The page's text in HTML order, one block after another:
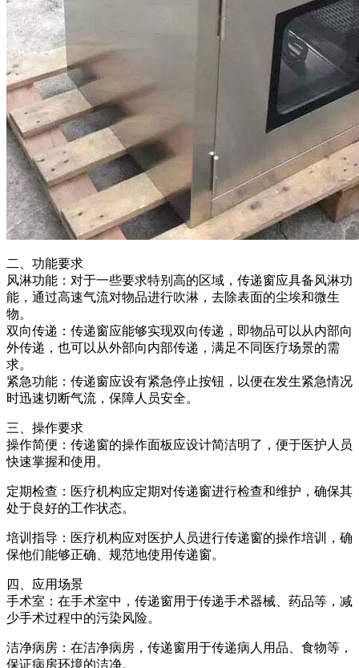
二、功能要求
风淋功能：对于一些要求特别高的区域，传递窗应具备风淋功
能，通过高速气流对物品进行吹淋，去除表面的尘埃和微生
物。
双向传递：传递窗应能够实现双向传递，即物品可以从内部向
外传递，也可以从外部向内部传递，满足不同医疗场景的需
求。
紧急功能：传递窗应设有紧急停止按钮，以便在发生紧急情况
时迅速切断气流，保障人员安全。
三、操作要求
操作简便：传递窗的操作面板应设计简洁明了，便于医护人员
快速掌握和使用。
定期检查：医疗机构应定期对传递窗进行检查和维护，确保其
处于良好的工作状态。
培训指导：医疗机构应对医护人员进行传递窗的操作培训，确
保他们能够正确、规范地使用传递窗。
四、应用场景
手术室：在手术室中，传递窗用于传递手术器械、药品等，减
少手术过程中的污染风险。
洁净病房：在洁净病房，传递窗用于传递病人用品、食物等，
保证病房环境的洁净。